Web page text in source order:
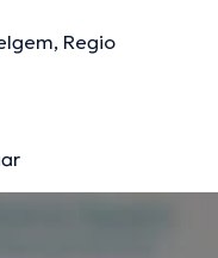
Regio